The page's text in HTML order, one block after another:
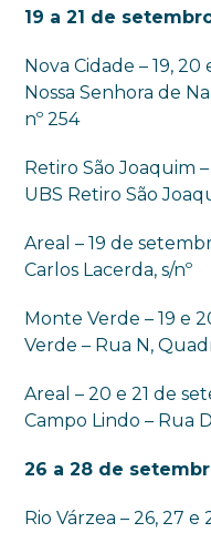
19 a 21 de
Nova Cidade – 19,
Nossa Senhora de
nº 254
Retiro São Joaquim
UBS Retiro São
Areal – 19 de
Carlos Lacerda, s/nº
Monte Verde – 19 e
Verde – Rua N,
Areal – 20 e 21 de
Campo Lindo – Rua
26 a 28 de
Rio Várzea – 26, 27